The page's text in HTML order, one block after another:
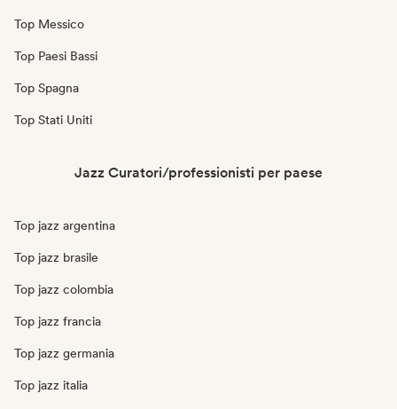
Top Messico
Top Paesi Bassi
Top Spagna
Top Stati Uniti
Jazz Curatori/professionisti per paese
Top jazz argentina
Top jazz brasile
Top jazz colombia
Top jazz francia
Top jazz germania
Top jazz italia